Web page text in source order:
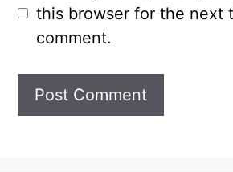
this browser for the next
comment.